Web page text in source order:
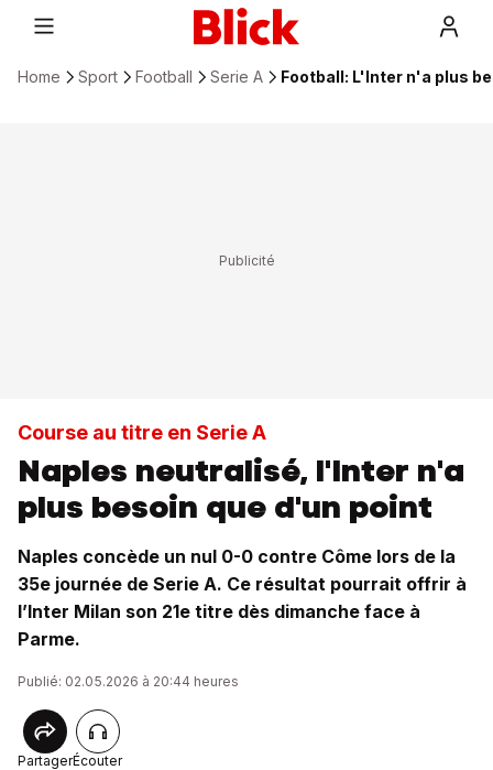
Home Sport Football Serie A Football: L'Inter n'a plus
Course au titre en Serie A
Naples neutralisé, l'Inter n'a
plus besoin que d'un point
Naples concède un nul 0-0 contre Côme lors de la
35e journée de Serie A. Ce résultat pourrait offrir à
l’Inter Milan son 21e titre dès dimanche face à
Parme.
Publié: 02.05.2026 à 20:44 heures
PartagerÉcouter